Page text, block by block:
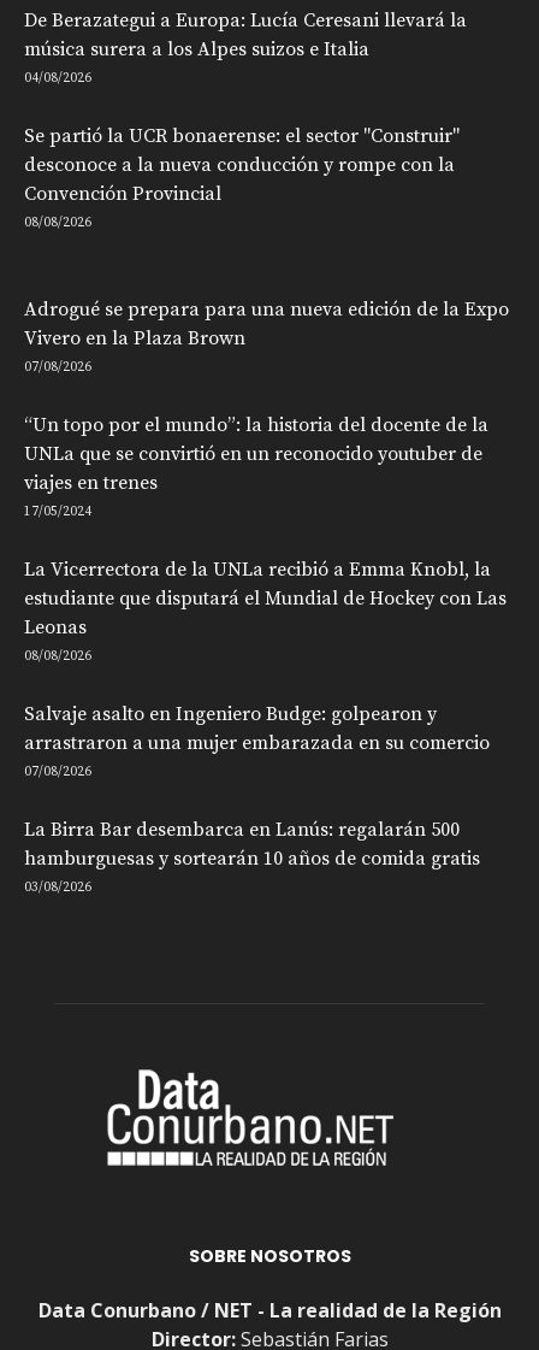
De Berazategui a Europa: Lucía Ceresani llevará la
música surera a los Alpes suizos e Italia
04/08/2026
Se partió la UCR bonaerense: el sector "Construir"
desconoce a la nueva conducción y rompe con la
Convención Provincial
08/08/2026
Adrogué se prepara para una nueva edición de la Expo
Vivero en la Plaza Brown
07/08/2026
“Un topo por el mundo”: la historia del docente de la
UNLa que se convirtió en un reconocido youtuber de
viajes en trenes
17/05/2024
La Vicerrectora de la UNLa recibió a Emma Knobl, la
estudiante que disputará el Mundial de Hockey con Las
Leonas
08/08/2026
Salvaje asalto en Ingeniero Budge: golpearon y
arrastraron a una mujer embarazada en su comercio
07/08/2026
La Birra Bar desembarca en Lanús: regalarán 500
hamburguesas y sortearán 10 años de comida gratis
03/08/2026
SOBRE NOSOTROS
Data Conurbano / NET - La realidad de la Región
Director:Sebastián Farias